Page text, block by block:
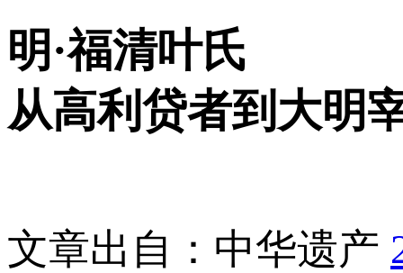
明·福清叶氏
从高利贷者到大明
文章出自：中华遗产